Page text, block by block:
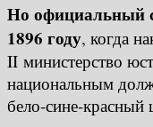
Но официальный
1896 году, когда
II министерство
национальным
бело-сине-красный